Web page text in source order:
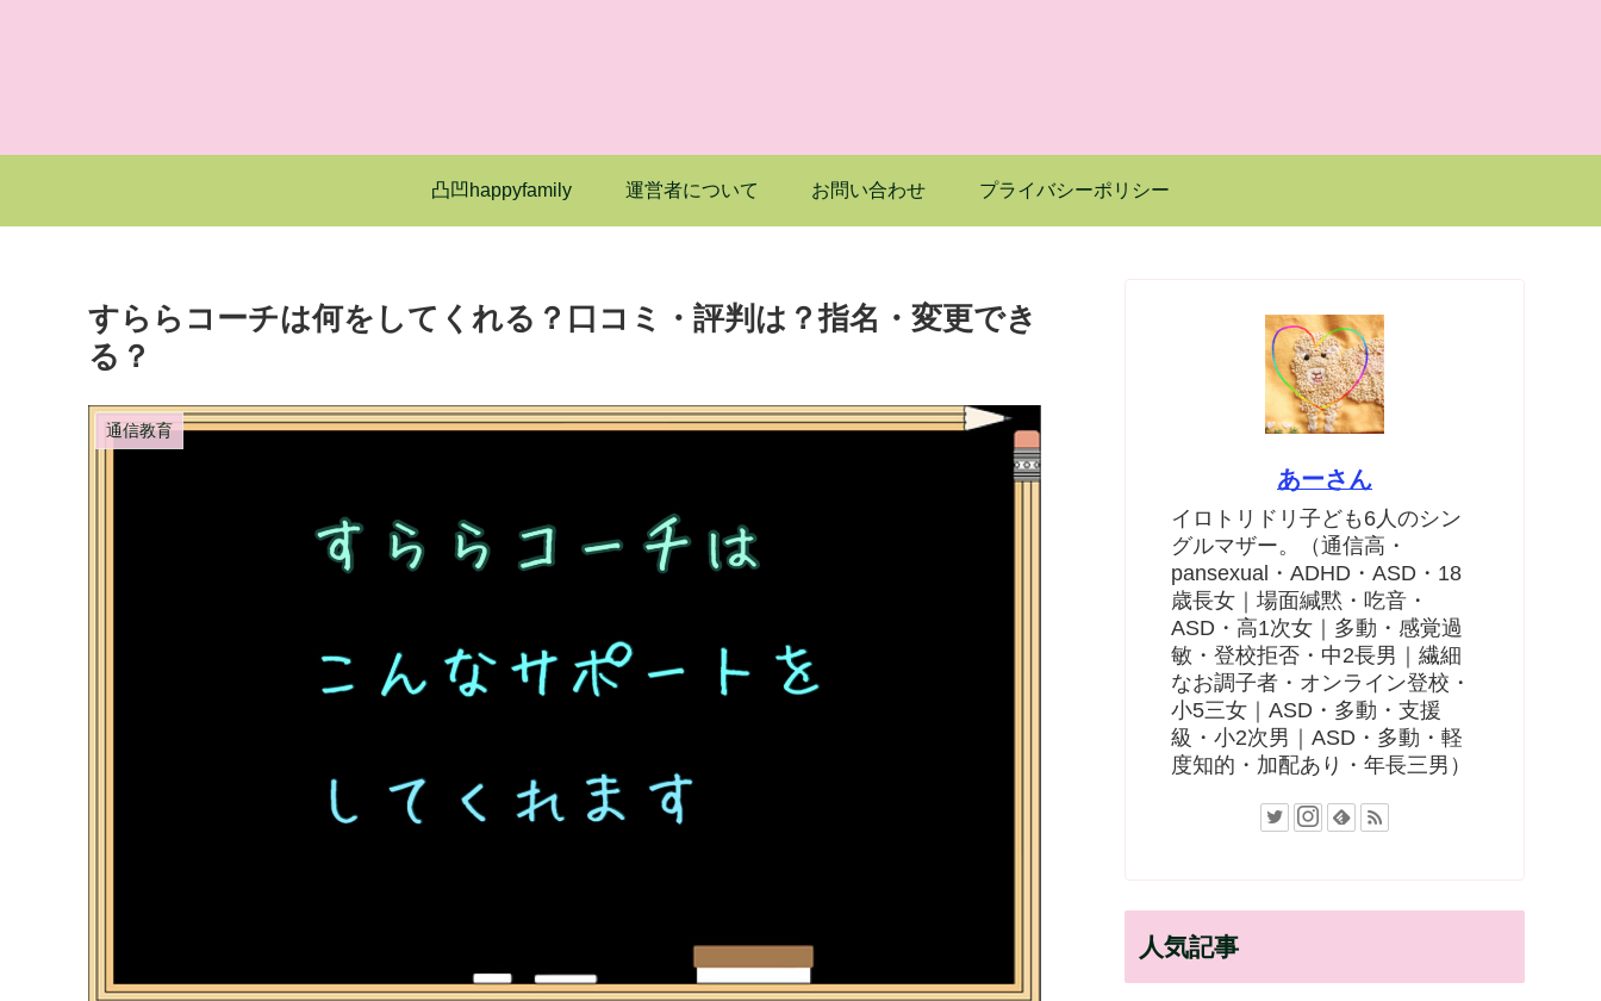
凸凹happyfamily 運営者について お問い合わせ プライバシーポリシー
すららコーチは何をしてくれる？口コミ・評判は？指名・変更でき
る？
通信教育
あーさん
イロトリドリ子ども6人のシン
グルマザー。（通信高・
pansexual・ADHD・ASD・18
歳長女｜場面緘黙・吃音・
ASD・高1次女｜多動・感覚過
敏・登校拒否・中2長男｜繊細
なお調子者・オンライン登校・
小5三女｜ASD・多動・支援
級・小2次男｜ASD・多動・軽
度知的・加配あり・年長三男）
人気記事